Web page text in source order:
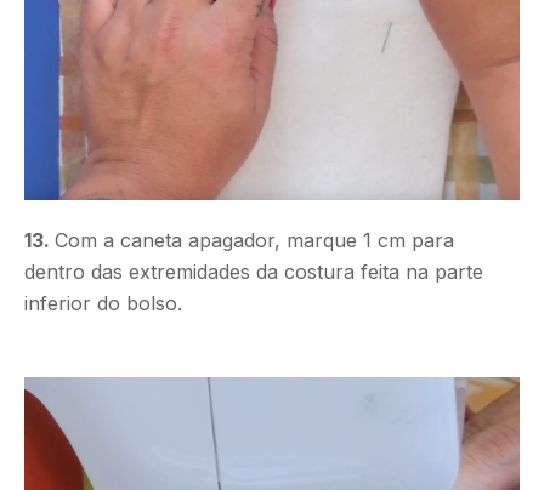
13. Com a caneta apagador, marque 1 cm para
dentro das extremidades da costura feita na parte
inferior do bolso.